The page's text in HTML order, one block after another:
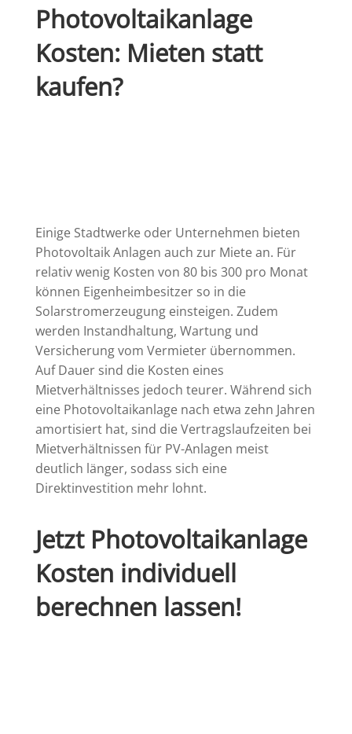
Photovoltaikanlage
Kosten: Mieten statt
kaufen?
Einige Stadtwerke oder Unternehmen bieten
Photovoltaik Anlagen auch zur Miete an. Für
relativ wenig Kosten von 80 bis 300 pro Monat
können Eigenheimbesitzer so in die
Solarstromerzeugung einsteigen. Zudem
werden Instandhaltung, Wartung und
Versicherung vom Vermieter übernommen.
Auf Dauer sind die Kosten eines
Mietverhältnisses jedoch teurer. Während sich
eine Photovoltaikanlage nach etwa zehn Jahren
amortisiert hat, sind die Vertragslaufzeiten bei
Mietverhältnissen für PV-Anlagen meist
deutlich länger, sodass sich eine
Direktinvestition mehr lohnt.
Jetzt Photovoltaikanlage
Kosten individuell
berechnen lassen!